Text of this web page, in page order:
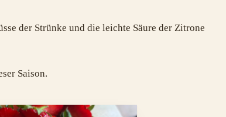
der Strünke und die leichte Säure der Zitrone
Saison.